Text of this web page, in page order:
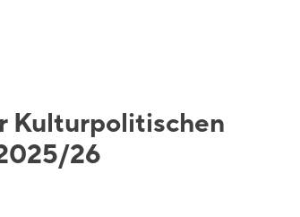
Kulturpolitischen
26